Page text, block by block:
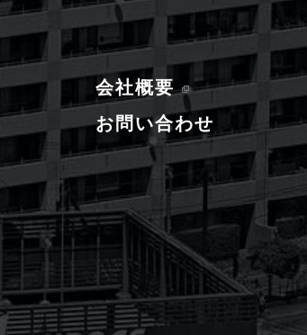
会社概要
お問い合わせ